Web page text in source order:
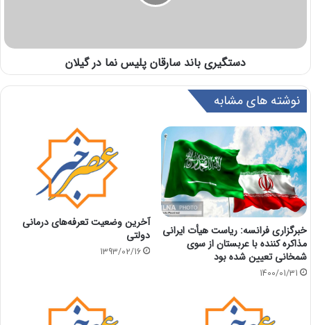
دستگیری باند سارقان پلیس نما در گیلان
نوشته های مشابه
خبرگزاری فرانسه: ریاست هیأت ایرانی
مذاکره کننده با عربستان از سوی
شمخانی تعیین شده بود
1400/01/31
آخرین وضعیت تعرفه‌های درمانی
دولتی
1393/02/16